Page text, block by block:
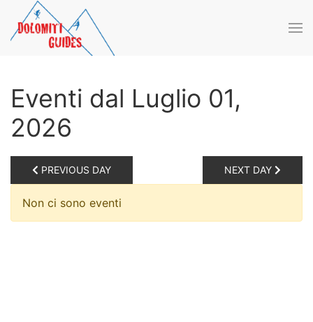
Skip to main content
Eventi dal Luglio 01,
2026
PREVIOUS DAY NEXT DAY
Non ci sono eventi